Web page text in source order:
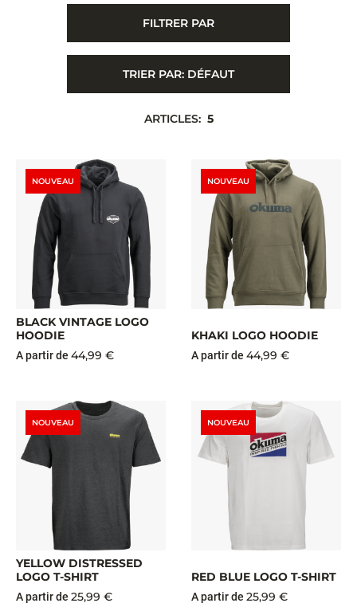
FILTRER PAR
TRIER PAR: DÉFAUT
ARTICLES: 5
NOUVEAU
BLACK VINTAGE LOGO
HOODIE
A partir de 44,99 €
NOUVEAU
KHAKI LOGO HOODIE
A partir de 44,99 €
NOUVEAU
YELLOW DISTRESSED
LOGO T-SHIRT
A partir de 25,99 €
NOUVEAU
RED BLUE LOGO T-SHIRT
A partir de 25,99 €